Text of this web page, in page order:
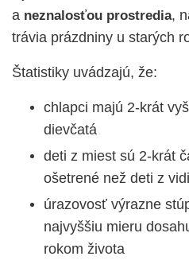
a neznalosťou prostredia,
trávia prázdniny u starých
Štatistiky uvádzajú, že:
chlapci majú 2-krát
dievčatá
deti z miest sú 2-krát
ošetrené než deti z
úrazovosť výrazne
najvyššiu mieru
rokom života